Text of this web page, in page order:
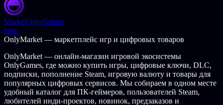
MarketOnlyGames
beta
OnlyMarket — маркетплейс игр и цифровых товаров
OnlyMarket — онлайн-магазин игровой экосистемы
OnlyGames, где можно купить игры, цифровые ключи, DLC,
подписки, пополнение Steam, игровую валюту и товары для
популярных цифровых сервисов. Мы собираем в одном месте
удобный каталог для ПК-геймеров, пользователей Steam,
любителей инди-проектов, новинок, предзаказов и